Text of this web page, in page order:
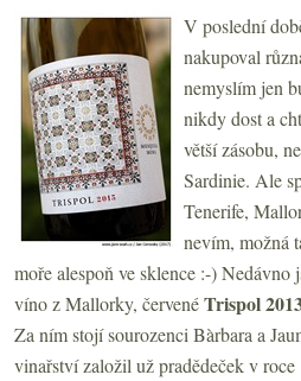
V poslední
nakupoval
nemyslím jen
nikdy dost a
větší zásobu,
Sardinie. Ale
Tenerife,
nevím, možná
moře alespoň ve sklence :-) Nedávno
víno z Mallorky, červenéTrispol
Za ním stojí sourozenci Bàrbara a
vinařství založil už pradědeček v